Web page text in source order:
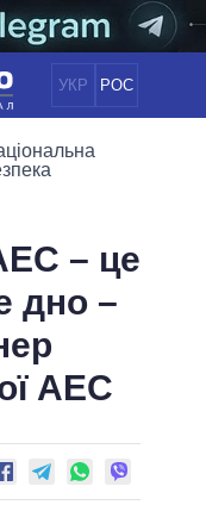
УКР РОС
– це
дно –
АЕС